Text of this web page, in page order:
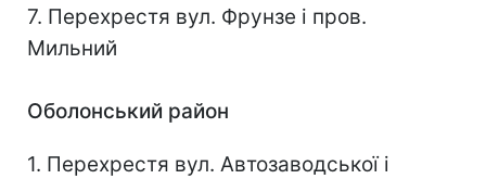
7. Перехрестя вул. Фрунзе і пров.
Мильний
Оболонський район
1. Перехрестя вул. Автозаводської і